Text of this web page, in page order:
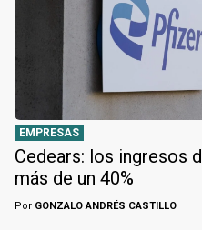
EMPRESAS
Cedears: los ingresos
más de un 40%
Por GONZALO ANDRÉS CASTILLO